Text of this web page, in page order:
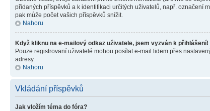
přidaných příspěvků a k identifikaci určitých uživatelů, např. označení
pak může počet vašich příspěvků snížit.
Nahoru
Když kliknu na e-mailový odkaz uživatele, jsem vyzván k přihlášení!
Pouze registrovaní uživatelé mohou posílat e-mail lidem přes
adresy.
Nahoru
Vkládání příspěvků
Jak vložím téma do fóra?